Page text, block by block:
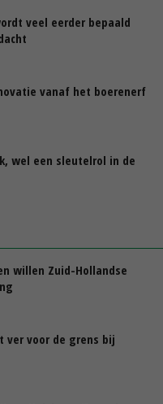
veel eerder bepaald
vanaf het boerenerf
wel een sleutelrol in de
willen Zuid-Hollandse
ver voor de grens bij